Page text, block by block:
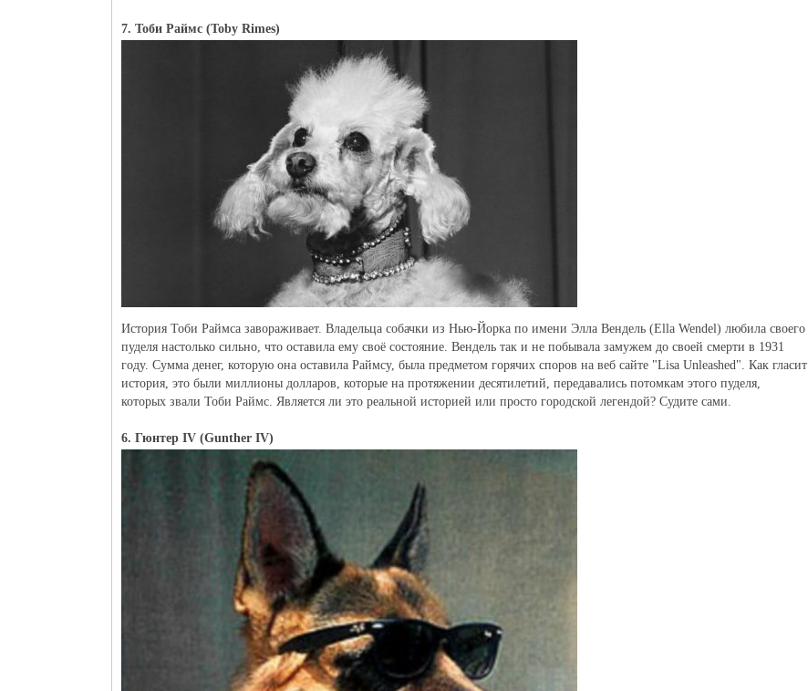
7. Тоби Раймс (Toby Rimes)
История Тоби Раймса завораживает. Владельца собачки из Нью-Йорка по имени Элла Вендель (Ella Wendel) любила своего
пуделя настолько сильно, что оставила ему своё состояние. Вендель так и не побывала замужем до своей смерти в 1931
году. Сумма денег, которую она оставила Раймсу, была предметом горячих споров на веб сайте "Lisa Unleashed". Как гласит
история, это были миллионы долларов, которые на протяжении десятилетий, передавались потомкам этого пуделя,
которых звали Тоби Раймс. Является ли это реальной историей или просто городской легендой? Судите сами.
6. Гюнтер IV (Gunther IV)